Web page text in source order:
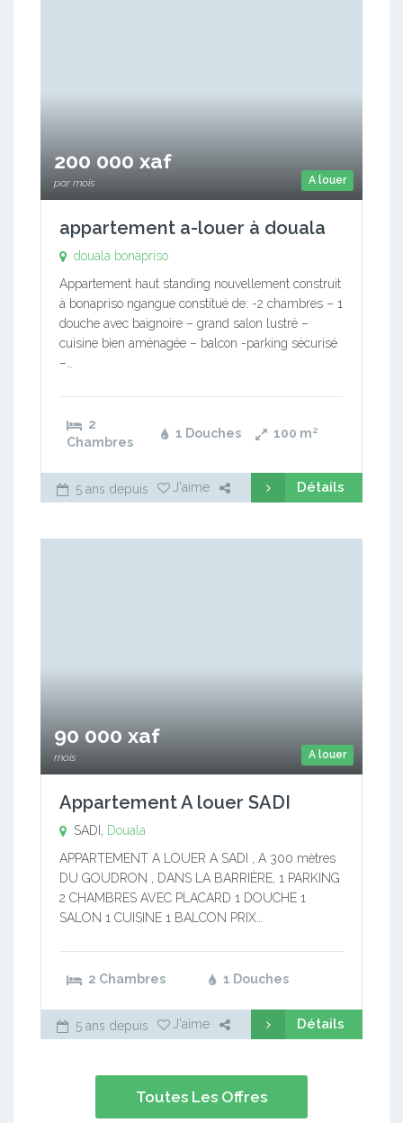
A louer
200 000 xaf
par mois
appartement a-louer à douala
douala bonapriso
Appartement haut standing nouvellement construit
à bonapriso ngangue constitué de: -2 chambres – 1
douche avec baignoire – grand salon lustré –
cuisine bien aménagée – balcon -parking sécurisé
–…
2
Chambres
1 Douches 100 m²
5 ans depuis J'aime Détails
A louer
90 000 xaf
mois
Appartement A louer SADI
SADI,
Douala
APPARTEMENT A LOUER A SADI , A 300 mètres
DU GOUDRON , DANS LA BARRIÈRE, 1 PARKING
2 CHAMBRES AVEC PLACARD 1 DOUCHE 1
SALON 1 CUISINE 1 BALCON PRIX…
2 Chambres 1 Douches
5 ans depuis J'aime Détails
Toutes Les Offres